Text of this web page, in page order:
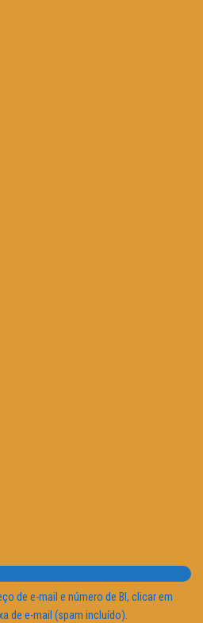
de e-mail e número de BI, clicar em
de e-mail (spam incluído).